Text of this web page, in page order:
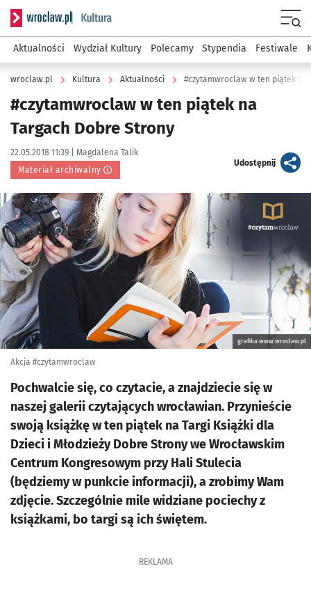
Serwis informacyjny wroclaw.pl podserwis: Kultura
Aktualności Wydział Kultury Polecamy Stypendia Festiwale
wroclaw.pl Kultura Aktualności #czytamwroclaw w ten piątek na
#czytamwroclaw w ten piątek na
Targach Dobre Strony
Data publikacji:
22.05.2018 11:39 | Autor:
Magdalena Talik
Materiał archiwalny
Udostępnijartykuł
Kliknij, aby powiększyć
grafika www.wroclaw.pl
Akcja #czytamwroclaw
Pochwalcie się, co czytacie, a znajdziecie się w
naszej galerii czytających wrocławian. Przynieście
swoją książkę w ten piątek na Targi Książki dla
Dzieci i Młodzieży Dobre Strony we Wrocławskim
Centrum Kongresowym przy Hali Stulecia
(będziemy w punkcie informacji), a zrobimy Wam
zdjęcie. Szczególnie mile widziane pociechy z
książkami, bo targi są ich świętem.
REKLAMA